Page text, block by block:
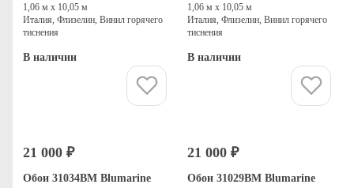
1,06 м х 10,05 м
Италия, Флизелин, Винил горячего
тиснения
В наличии
1,06 м х 10,05 м
Италия, Флизелин, Винил горячего
тиснения
В наличии
21 000 ₽
Обои 31034BM Blumarine
21 000 ₽
Обои 31029BM Blumarine